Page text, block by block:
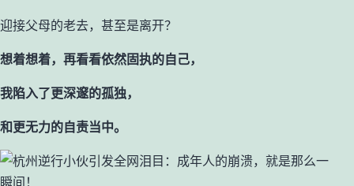
迎接父母的老去，甚至是离开？
想着想着，再看看依然固执的自己，
我陷入了更深邃的孤独，
和更无力的自责当中。